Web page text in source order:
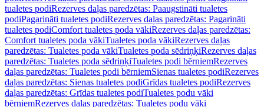
tualetes podiRezerves daļas paredzētas: Paaugstināti tualetes
podiPagarināti tualetes podiRezerves daļas paredzētas: Pagarināti
tualetes podiComfort tualetes poda vākiRezerves daļas paredzētas:
Comfort tualetes poda vākiTualetes poda vākiRezerves daļas
paredzētas: Tualetes poda vākiTualetes poda sēdriņķiRezerves daļas
paredzētas: Tualetes poda sēdriņķiTualetes podi bērniemRezerves
daļas paredzētas: Tualetes podi bērniemSienas tualetes podiRezerves
daļas paredzētas: Sienas tualetes podiGrīdas tualetes podiRezerves
daļas paredzētas: Grīdas tualetes podiTualetes podu vāki
bērniemRezerves daļas paredzētas: Tualetes podu vāki